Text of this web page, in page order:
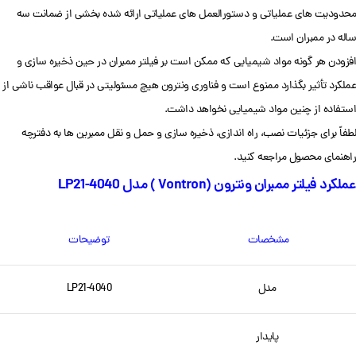
محدودیت های عملیاتی و دستورالعمل های عملیاتی ارائه شده بخشی از ضمانت سه
ساله در ممبران است.
افزودن هر گونه مواد شیمیایی که ممکن است بر فیلتر ممبران در حین ذخیره سازی و
عملکرد تأثیر بگذارد ممنوع است و فناوری ونترون هیچ مسئولیتی در قبال عواقب ناشی از
استفاده از چنین مواد شیمیایی نخواهد داشت.
لطفاً برای جزئیات نصب، راه اندازی، ذخیره سازی و حمل و نقل ممبرین ها به دفترچه
راهنمای محصول مراجعه کنید.
عملکرد فیلتر ممبران ونترون (Vontron ) مدل LP21-4040
مشخصات توضیحات
مدل LP21-4040
پایدار